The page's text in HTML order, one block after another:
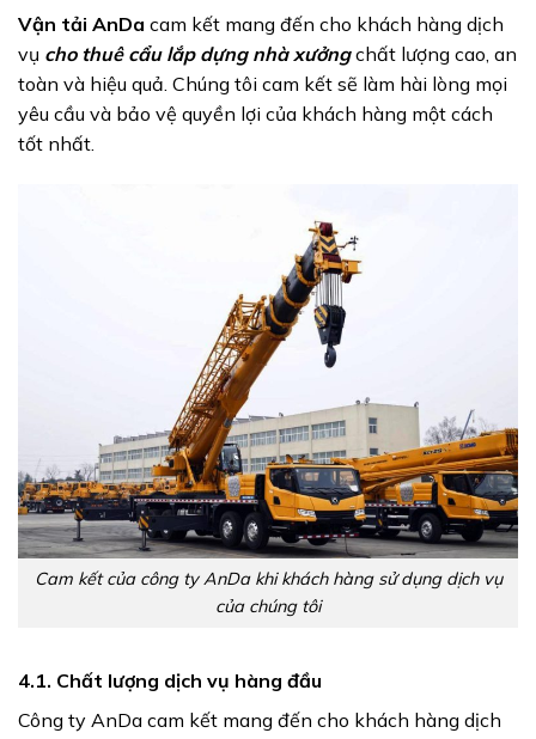
Vận tải AnDa cam kết mang đến cho khách hàng dịch
vụ cho thuê cẩu lắp dựng nhà xưởngchất lượng cao, an
toàn và hiệu quả. Chúng tôi cam kết sẽ làm hài lòng mọi
yêu cầu và bảo vệ quyền lợi của khách hàng một cách
tốt nhất.
Cam kết của công ty AnDa khi khách hàng sử dụng dịch vụ
của chúng tôi
4.1. Chất lượng dịch vụ hàng đầu
Công ty AnDa cam kết mang đến cho khách hàng dịch